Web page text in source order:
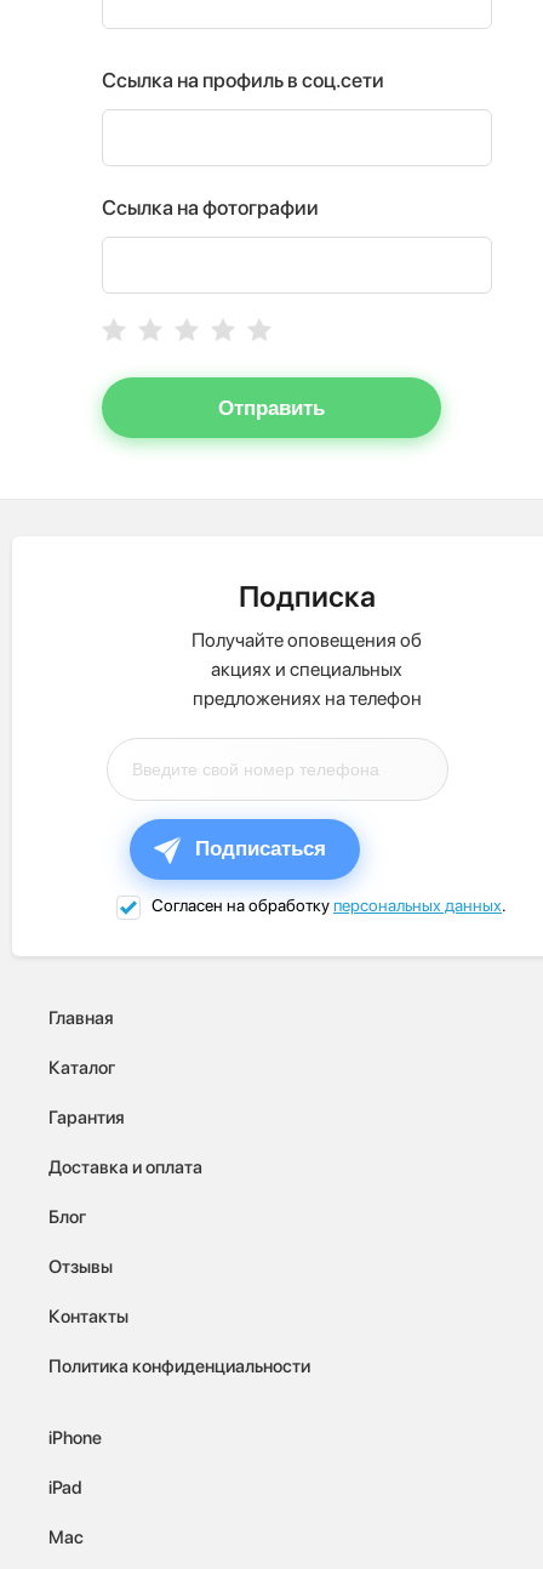
Ссылка на профиль в соц.сети
Ссылка на фотографии
Отправить
Подписка
Получайте оповещения об
акциях и специальных
предложениях на телефон
Подписаться
Согласен на обработкуперсональных данных.
Главная
Каталог
Гарантия
Доставка и оплата
Блог
Отзывы
Контакты
Политика конфиденциальности
iPhone
iPad
Mac